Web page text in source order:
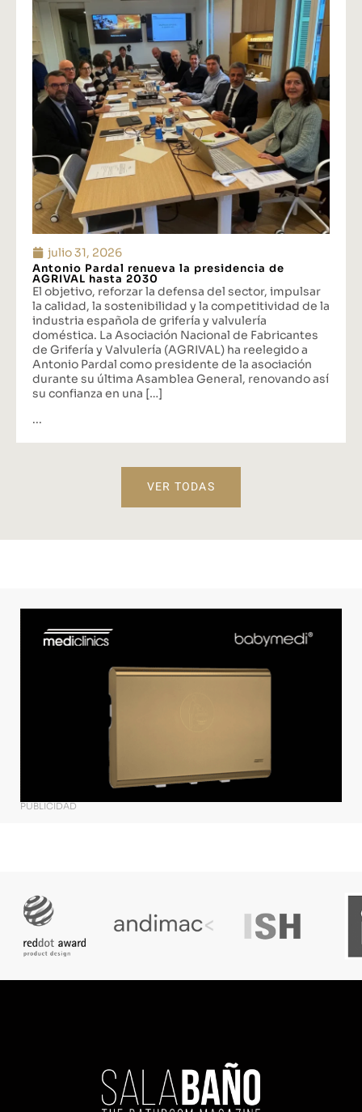
julio 31, 2026
Antonio Pardal renueva la presidencia de
AGRIVAL hasta 2030
El objetivo, reforzar la defensa del sector, impulsar
la calidad, la sostenibilidad y la competitividad de la
industria española de grifería y valvulería
doméstica. La Asociación Nacional de Fabricantes
de Grifería y Valvulería (AGRIVAL) ha reelegido a
Antonio Pardal como presidente de la asociación
durante su última Asamblea General, renovando así
su confianza en una […]
...
VER TODAS
PUBLICIDAD